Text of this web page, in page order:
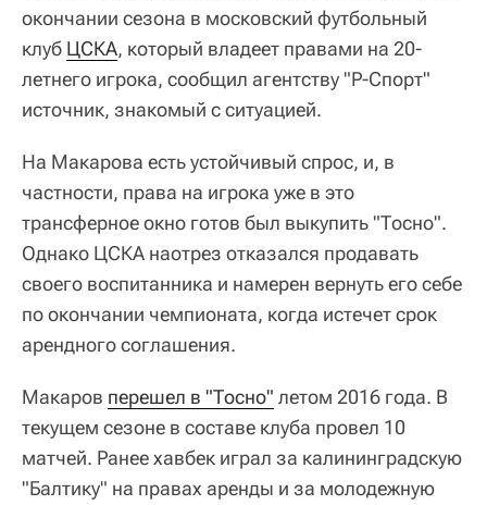
окончании сезона в московский футбольный
клуб ЦСКА, который владеет правами на 20-
летнего игрока, сообщил агентству "Р-Спорт"
источник, знакомый с ситуацией.
На Макарова есть устойчивый спрос, и, в
частности, права на игрока уже в это
трансферное окно готов был выкупить "Тосно".
Однако ЦСКА наотрез отказался продавать
своего воспитанника и намерен вернуть его себе
по окончании чемпионата, когда истечет срок
арендного соглашения.
Макаров перешел в "Тосно" летом 2016 года. В
текущем сезоне в составе клуба провел 10
матчей. Ранее хавбек играл за калининградскую
"Балтику" на правах аренды и за молодежную